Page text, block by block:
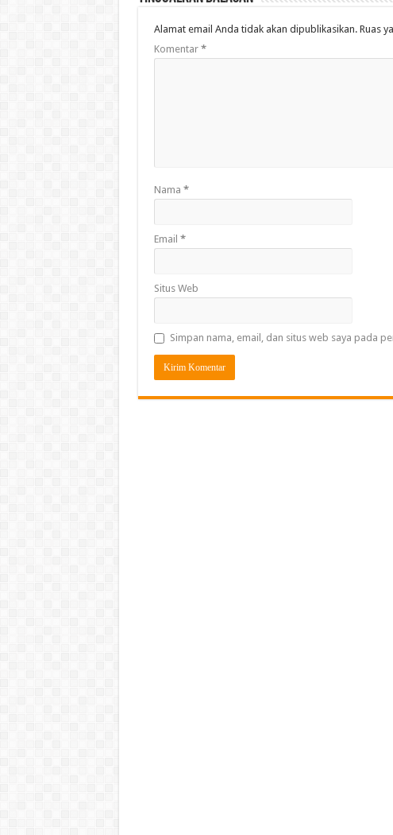
Alamat email Anda tidak akan dipublikasikan. Ruas
Komentar *
Nama *
Email *
Situs Web
Simpan nama, email, dan situs web saya pada